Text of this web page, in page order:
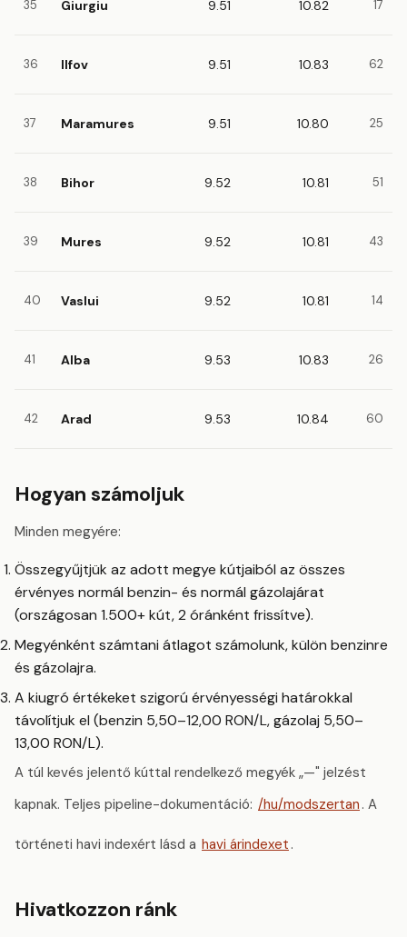
35 Giurgiu 9.51 10.82 17
36 Ilfov 9.51 10.83 62
37 Maramures 9.51 10.80 25
38 Bihor 9.52 10.81 51
39 Mures 9.52 10.81 43
40 Vaslui 9.52 10.81 14
41 Alba 9.53 10.83 26
42 Arad 9.53 10.84 60
Hogyan számoljuk
Minden megyére:
Összegyűjtjük az adott megye kútjaiból az összes
érvényes normál benzin- és normál gázolajárat
(országosan 1.500+ kút, 2 óránként frissítve).
Megyénként számtani átlagot számolunk, külön benzinre
és gázolajra.
A kiugró értékeket szigorú érvényességi határokkal
távolítjuk el (benzin 5,50–12,00 RON/L, gázolaj 5,50–
13,00 RON/L).
A túl kevés jelentő kúttal rendelkező megyék „—" jelzést
kapnak. Teljes pipeline-dokumentáció: /hu/modszertan . A
történeti havi indexért lásd a havi árindexet .
Hivatkozzon ránk